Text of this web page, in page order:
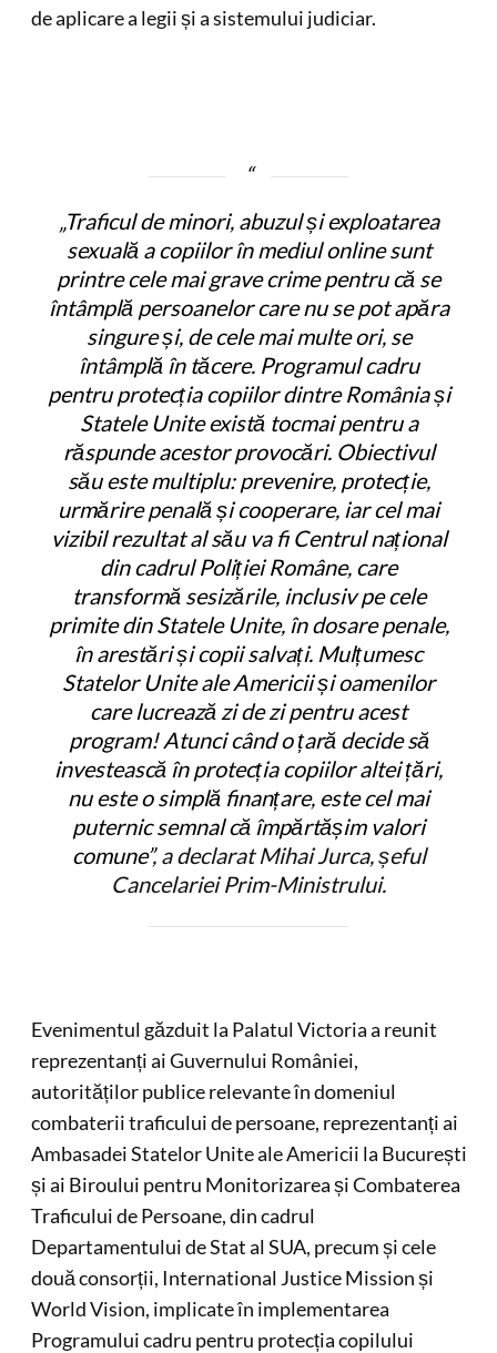
de aplicare a legii și a sistemului judiciar.
„Traficul de minori, abuzul și exploatarea
sexuală a copiilor în mediul online sunt
printre cele mai grave crime pentru că se
întâmplă persoanelor care nu se pot apăra
singure și, de cele mai multe ori, se
întâmplă în tăcere. Programul cadru
pentru protecția copiilor dintre România și
Statele Unite există tocmai pentru a
răspunde acestor provocări. Obiectivul
său este multiplu: prevenire, protecție,
urmărire penală și cooperare, iar cel mai
vizibil rezultat al său va fi Centrul național
din cadrul Poliției Române, care
transformă sesizările, inclusiv pe cele
primite din Statele Unite, în dosare penale,
în arestări și copii salvați. Mulțumesc
Statelor Unite ale Americii și oamenilor
care lucrează zi de zi pentru acest
program! Atunci când o țară decide să
investească în protecția copiilor altei țări,
nu este o simplă finanțare, este cel mai
puternic semnal că împărtășim valori
comune”, a declarat Mihai Jurca, șeful
Cancelariei Prim-Ministrului.
Evenimentul găzduit la Palatul Victoria a reunit
reprezentanți ai Guvernului României,
autorităților publice relevante în domeniul
combaterii traficului de persoane, reprezentanți ai
Ambasadei Statelor Unite ale Americii la București
și ai Biroului pentru Monitorizarea și Combaterea
Traficului de Persoane, din cadrul
Departamentului de Stat al SUA, precum și cele
două consorții, International Justice Mission și
World Vision, implicate în implementarea
Programului cadru pentru protecția copilului